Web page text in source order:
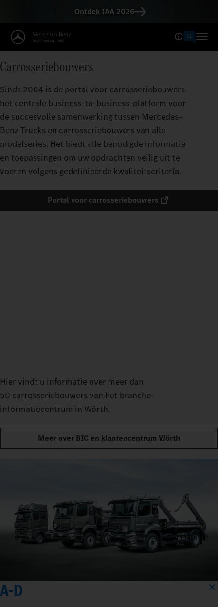
Ontdek IAA 2026
Carrosseriebouwers
Sinds 2004 is de portal voor carrosseriebouwers
het centrale business-to-business-platform voor
de succesvolle samenwerking tussen Mercedes-
Benz Trucks en carrosseriebouwers van alle
modelseries. Het biedt alle benodigde informatie
en toepassingen om uw opdrachten veilig uit te
voeren volgens gedefinieerde kwaliteitscriteria.
Portal voor carrosseriebouwers
Hier vindt u informatie over meer dan
50 carrosseriebouwers van het branche-
informatiecentrum in Wörth.
Meer over BIC en klantencentrum Wörth
A-D